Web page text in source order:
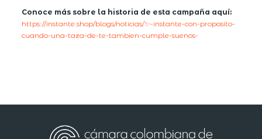
Conoce más sobre la historia de esta campaña aquí:
https://instante.shop/blogs/noticias/✨-instante-con-proposito-
cuando-una-taza-de-te-tambien-cumple-suenos-